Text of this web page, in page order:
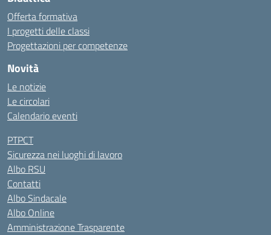
Offerta formativa
I progetti delle classi
Progettazioni per competenze
Novità
Le notizie
Le circolari
Calendario eventi
PTPCT
Sicurezza nei luoghi di lavoro
Albo RSU
Contatti
Albo Sindacale
Albo Online
Amministrazione Trasparente